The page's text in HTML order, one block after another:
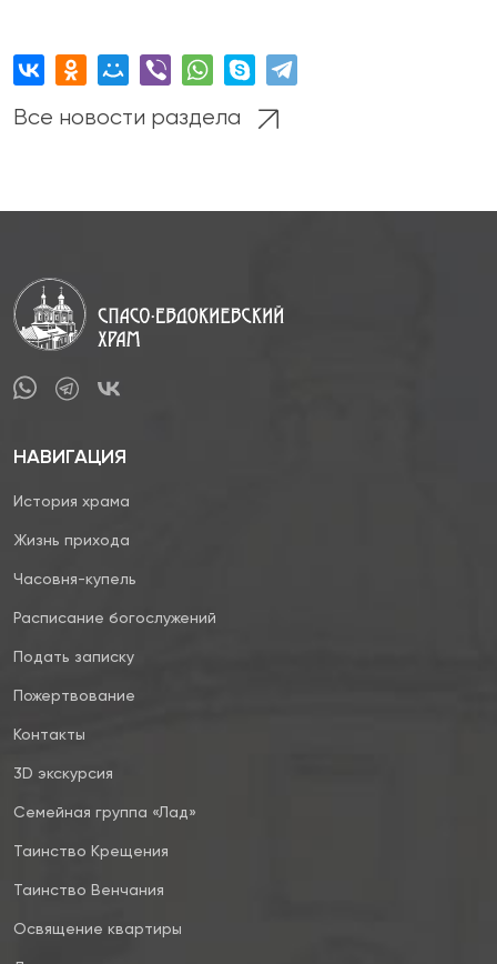
Все новости раздела
НАВИГАЦИЯ
История храма
Жизнь прихода
Часовня-купель
Расписание богослужений
Подать записку
Пожертвование
Контакты
3D экскурсия
Семейная группа «Лад»
Таинство Крещения
Таинство Венчания
Освящение квартиры